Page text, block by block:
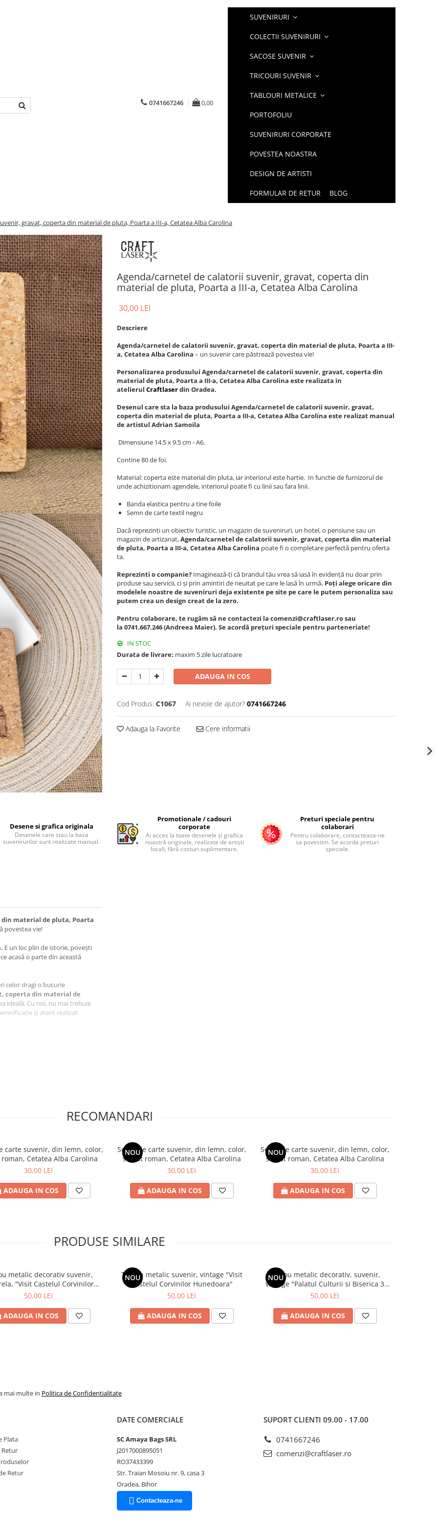
0741667246 0,00
SUVENIRURI
COLECTII SUVENIRURI
SACOSE SUVENIR
TRICOURI SUVENIR
TABLOURI METALICE
PORTOFOLIU
SUVENIRURI CORPORATE
POVESTEA NOASTRA
DESIGN DE ARTISTI
FORMULAR DE RETUR BLOG
gravat, coperta din material de pluta, Poarta a III-a, Cetatea Alba Carolina
Agenda/carnetel de calatorii suvenir, gravat, coperta din
material de pluta, Poarta a III-a, Cetatea Alba Carolina
30,00 LEI
Descriere
Agenda/carnetel de calatorii suvenir, gravat, coperta din material de pluta, Poarta a III-
a, Cetatea Alba Carolina – un suvenir care păstrează povestea vie!
Personalizarea produsului Agenda/carnetel de calatorii suvenir, gravat, coperta din
material de pluta, Poarta a III-a, Cetatea Alba Carolina este realizata in
atelierul Craftlaserdin Oradea.
Desenul care sta la baza produsului Agenda/carnetel de calatorii suvenir, gravat,
coperta din material de pluta, Poarta a III-a, Cetatea Alba Carolina este realizat manual
de artistul Adrian Samoila
Dimensiune 14.5 x 9.5 cm - A6.
Contine 80 de foi.
Material: coperta este material din pluta, iar interiorul este hartie. In functie de furnizorul de
unde achizitionam agendele, interiorul poate fi cu linii sau fara linii.
Banda elastica pentru a tine foile
Semn de carte textil negru
Dacă reprezinți un obiectiv turistic, un magazin de suveniruri, un hotel, o pensiune sau un
magazin de artizanat,Agenda/carnetel de calatorii suvenir, gravat, coperta din material
de pluta, Poarta a III-a, Cetatea Alba Carolina poate fi o completare perfectă pentru oferta
ta.
Reprezinti o companie? Imaginează-ți că brandul tău vrea să iasă în evidență nu doar prin
produse sau servicii, ci și prin amintiri de neuitat pe care le lasă în urmă. Poți alege oricare din
modelele noastre de suveniruri deja existente pe site pe care le putem personaliza sau
putem crea un design creat de la zero.
Pentru colaborare, te rugăm să ne contactezi la comenzi@craftlaser.ro sau
la 0741.667.246 (Andreea Maier). Se acordă prețuri speciale pentru parteneriate!
IN STOC
Durata de livrare: maxim 5 zile lucratoare
ADAUGA IN COS
Cod Produs: C1067 Ai nevoie de ajutor? 0741667246
Adauga la Favorite Cere informatii
Desene si grafica originala
Desenele care stau la baza
suvenirurilor sunt realizate manual.
Promotionale / cadouri
corporate
Ai acces la toate desenele și grafica
noastră originale, realizate de artiști
locali, fără costuri suplimentare.
Preturi speciale pentru
colaborari
Pentru colaborare, contacteaza-ne
sa povestim. Se acorda preturi
speciale.
material de pluta, Poarta
povestea vie!
E un loc plin de istorie, povești
acasă o parte din această
celor dragi o bucurie
coperta din material de
ideală. Cu noi, nu mai trebuie
și atent realizat.
produs.
un hotel, o pensiune sau un
sau la
pentru parteneriate!
personalizate, fiecare
– alege să le transformi în
Carolina✨
într-un simbol. Este
și rădăcina istorică.
chipuri de soldați și trofee de
piatră, o lecție vizuală despre
a intrat în Alba Iulia după
ulterior, dar energia acelui
RECOMANDARI
carte suvenir, din lemn, color,
Cetatea Alba Carolina
30,00 LEI
ADAUGA IN COS
NOU
Semn de carte suvenir, din lemn, color,
soldat roman, Cetatea Alba Carolina
30,00 LEI
ADAUGA IN COS
NOU
Semn de carte suvenir, din lemn, color,
soldat roman, Cetatea Alba Carolina
30,00 LEI
ADAUGA IN COS
PRODUSE SIMILARE
metalic decorativ suvenir,
"Visit Castelul Corvinilor
Hunedoara"
50,00 LEI
ADAUGA IN COS
NOU
Tablou metalic suvenir, vintage "Visit
Castelul Corvinilor Hunedoara"
50,00 LEI
ADAUGA IN COS
NOU
Tablou metalic decorativ, suvenir,
vintage "Palatul Culturii si Biserica 3
Ierarhi", Iasi
50,00 LEI
ADAUGA IN COS
mai multe in Politica de Confidentialitate
Plata
Retur
Retur
DATE COMERCIALE
SC Amaya Bags SRL
J2017000895051
RO37433399
Str. Traian Mosoiu nr. 9, casa 3
Oradea, Bihor
Contacteaza-ne
SUPORT CLIENTI 09.00 - 17.00
0741667246
comenzi@craftlaser.ro